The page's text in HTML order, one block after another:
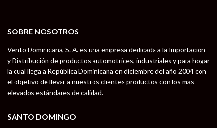
SOBRE NOSOTROS
Vento Dominicana, S. A. es una empresa dedicada a la Importación
y Distribución de productos automotrices, industriales y para hogar
la cual llega a República Dominicana en diciembre del año 2004 con
el objetivo de llevar a nuestros clientes productos con los más
elevados estándares de calidad.
SANTO DOMINGO